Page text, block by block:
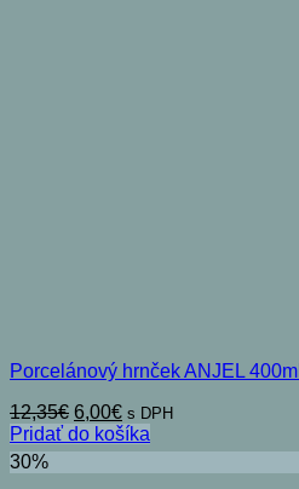
Porcelánový hrnček ANJEL 400ml
12,35€ Pôvodná
cena
bola:
12,35€.
6,00€Aktuálna
cena
je:
6,00€.
s DPH
Pridať do košíka
30%